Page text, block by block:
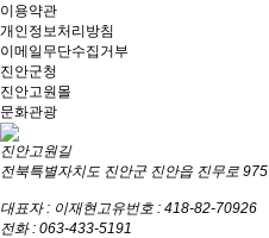
이용약관
개인정보처리방침
이메일무단수집거부
진안군청
진안고원몰
문화관광
진안고원길
전북특별자치도 진안군 진안읍 진무로 975
대표자 : 이재현고유번호 : 418-82-70926
전화 : 063-433-5191